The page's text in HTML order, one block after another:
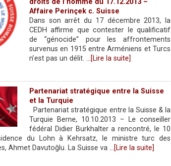
droits de l’homme du 17.12.2013 –
Affaire Perinçek c. Suisse
Dans son arrêt du 17 décembre 2013, la
CEDH affirme que contester le qualificatif
de “génocide” pour les affrontements
survenus en 1915 entre Arméniens et Turcs
n’est pas un délit. …[Lire la suite]
Partenariat stratégique entre la Suisse
et la Turquie
Partenariat stratégique entre la Suisse & la
Turquie Berne, 10.10.2013 – Le conseiller
fédéral Didier Burkhalter a rencontré, le 10
du Lohn à Kehrsatz, le ministre turc des
Ahmet Davutoğlu. La Suisse va …[Lire la suite]